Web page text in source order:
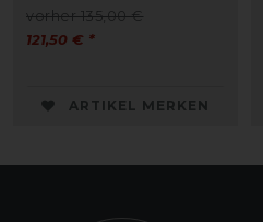
vorher 135,00 €
121,50 € *
ARTIKEL MERKEN